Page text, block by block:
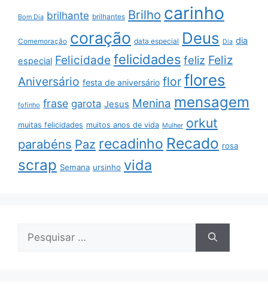
Bom Dia brilhante brilhantes Brilho carinho
Comemoração coração data especial Deus Dia dia
especial Felicidade felicidades feliz Feliz
Aniversário festa de aniversário flor flores
fofinho frase garota Jesus Menina mensagem
muitas felicidades muitos anos de vida Mulher orkut
parabéns Paz recadinho Recado rosa
scrap Semana ursinho vida
por: